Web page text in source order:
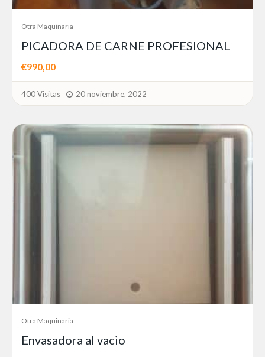
Otra Maquinaria
PICADORA DE CARNE PROFESIONAL
€990,00
400 Visitas 20 noviembre, 2022
Otra Maquinaria
Envasadora al vacio